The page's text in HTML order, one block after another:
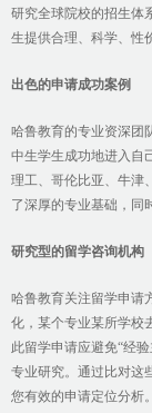
研究全球院校的招生体
生提供合理、科学、性
出色的申请成功案例
哈鲁教育的专业资深团
中生学生成功地进入自
理工、哥伦比亚、牛津
了深厚的专业基础，同
研究型的留学咨询机构
哈鲁教育关注留学申请
化，某个专业某所学校
此留学申请应避免“经
专业研究。通过比对这
您有效的申请定位分析。